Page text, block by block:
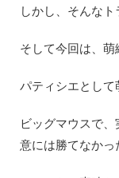
しかし、そんな
そして今回は、萌
パティシエとして
ビッグマウスで
意には勝てなかっ